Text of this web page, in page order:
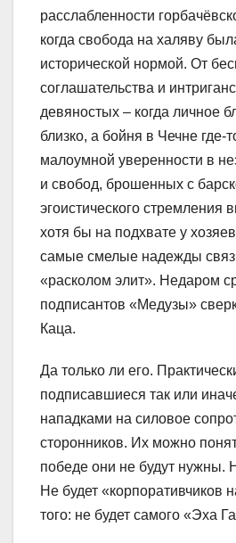
расслабленности
когда свобода на халяву
исторической нормой. От
соглашательства и
девяностых – когда личное
близко, а бойня в Чечне где-
малоумной уверенности в
и свобод, брошенных с
эгоистического стремления
хотя бы на подхвате у
самые смелые надежды
«расколом элит». Недаром
подписантов «Медузы»
Каца.
Да только ли его.
подписавшиеся так или
нападками на силовое
сторонников. Их можно
победе они не будут нужны.
Не будет «корпоративчиков
того: не будет самого «Эха